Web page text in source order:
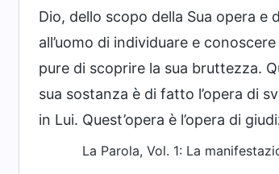
Dio, dello scopo della Sua opera e
all’uomo di individuare e
pure di scoprire la sua bruttezza.
sua sostanza è di fatto l’opera di
in Lui. Quest’opera è l’opera di
La Parola, Vol. 1: La